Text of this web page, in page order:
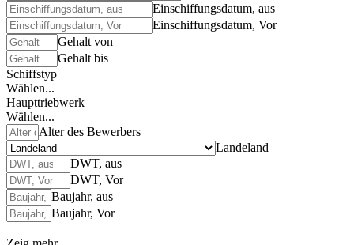
Einschiffungsdatum, aus
Einschiffungsdatum, Vor
Gehalt von
Gehalt bis
Schiffstyp
Wählen...
Haupttriebwerk
Wählen...
Alter des Bewerbers
Landeland
DWT, aus
DWT, Vor
Baujahr, aus
Baujahr, Vor